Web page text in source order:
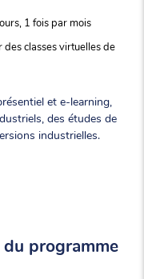
1 fois par mois
classes virtuelles de
et e-learning,
des études de
industrielles.
du programme